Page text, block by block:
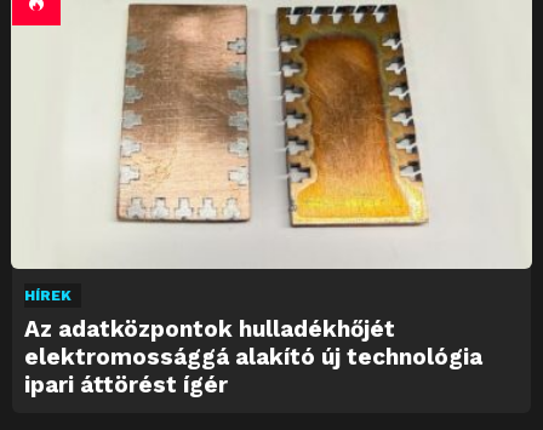
HÍREK
Az adatközpontok hulladékhőjét
elektromossággá alakító új technológia
ipari áttörést ígér